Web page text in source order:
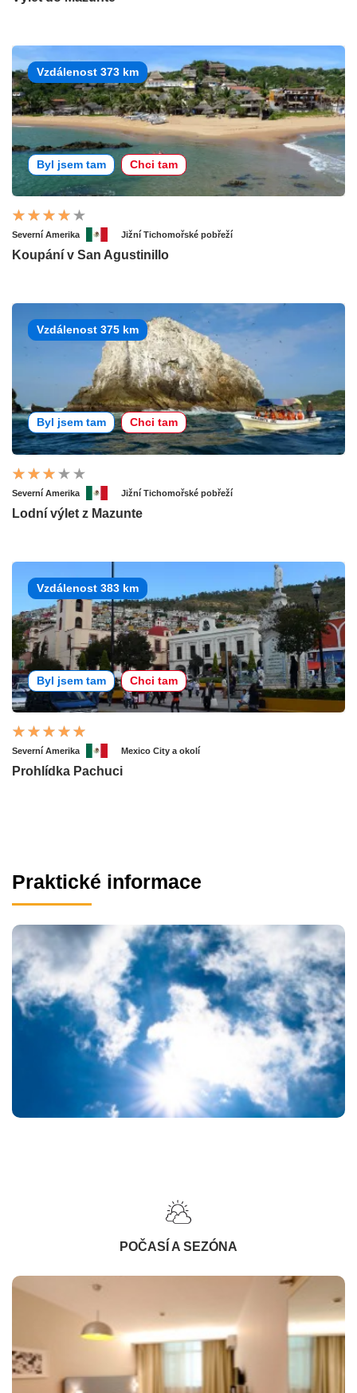
Vzdálenost 373 km
Byl jsem tam Chci tam
Severní Amerika Jižní Tichomořské pobřeží
Koupání v San Agustinillo
Vzdálenost 375 km
Byl jsem tam Chci tam
Severní Amerika Jižní Tichomořské pobřeží
Lodní výlet z Mazunte
Vzdálenost 383 km
Byl jsem tam Chci tam
Severní Amerika Mexico City a okolí
Prohlídka Pachuci
Praktické informace
POČASÍ A SEZÓNA